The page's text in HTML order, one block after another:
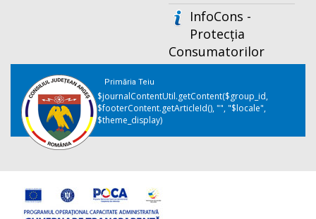
InfoCons -
Protecția
Consumatorilor
Primăria Teiu
$journalContentUtil.getContent($group_id,
$footerContent.getArticleId(), "", "$locale",
$theme_display)